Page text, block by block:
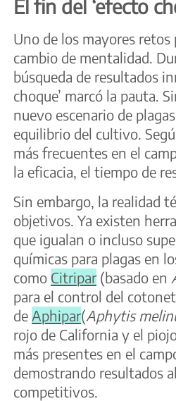
El fin del ‘efecto
Uno de los mayores retos
cambio de mentalidad.
búsqueda de resultados
choque’ marcó la pauta.
nuevo escenario de
equilibrio del cultivo.
más frecuentes en el
la eficacia, el tiempo de
Sin embargo, la realidad
objetivos. Ya existen
que igualan o incluso
químicas para plagas en
como Citripar(basado en
para el control del
de Aphipar(Aphytis
rojo de California y el
más presentes en el
demostrando resultados
competitivos.